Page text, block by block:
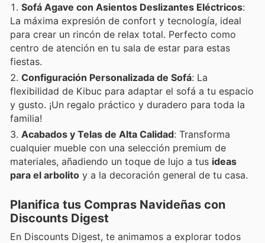
Sofá Agave con Asientos Deslizantes Eléctricos:
La máxima expresión de confort y tecnología, ideal
para crear un rincón de relax total. Perfecto como
centro de atención en tu sala de estar para estas
fiestas.
Configuración Personalizada de Sofá: La
flexibilidad de Kibuc para adaptar el sofá a tu espacio
y gusto. ¡Un regalo práctico y duradero para toda la
familia!
Acabados y Telas de Alta Calidad: Transforma
cualquier mueble con una selección premium de
materiales, añadiendo un toque de lujo a tus ideas
para el arbolito y a la decoración general de tu casa.
Planifica tus Compras Navideñas con
Discounts Digest
En Discounts Digest, te animamos a explorar todos